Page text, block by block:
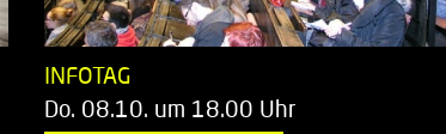
INFOTAG
Do. 08.10. um 18.00 Uhr